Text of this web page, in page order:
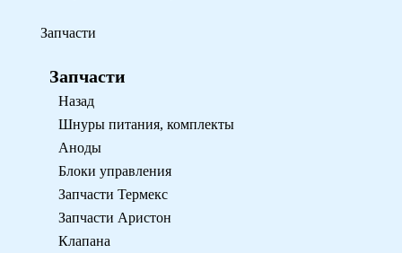
Запчасти
Запчасти
Назад
Шнуры питания, комплекты
Аноды
Блоки управления
Запчасти Термекс
Запчасти Аристон
Клапана